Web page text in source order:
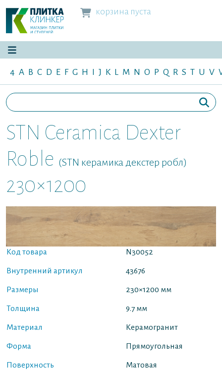
корзина пуста
4 A B C D E F G H I J K L M N O P Q R S T U V
STN Ceramica Dexter
Roble (STN керамика декстер робл)
230×1200
Код товара N30052
Внутренний артикул 43676
Размеры 230×1200 мм
Толщина 9.7 мм
Материал Керамогранит
Форма Прямоугольная
Поверхность Матовая